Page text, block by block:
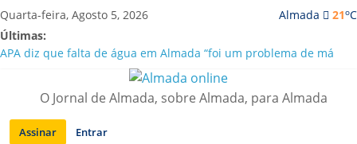
Saltar
para
conteúdo
Almada 21oC
Quarta-feira, Agosto 5, 2026
Últimas:
APA diz que falta de água em Almada “foi um problema de má
Laranjeiro | Cultura pop asiática invade a Casa Amarela
Ponte 25 de Abril celebra 60 anos com programa cultural entre
Lisboa e Almada
Situação de alerta em Almada renovada até final de Agosto
O Jornal de Almada, sobre Almada, para Almada
Assinar Entrar